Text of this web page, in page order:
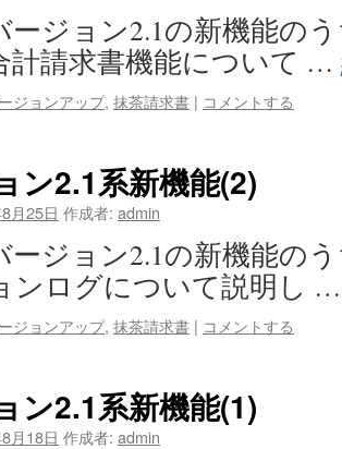
ージョン2.1の新機能の
計請求書機能について …
ジョンアップ, 抹茶請求書 | コメントする
ン2.1系新機能(2)
月25日 作成者: admin
ージョン2.1の新機能の
ンログについて説明し
ジョンアップ, 抹茶請求書 | コメントする
ン2.1系新機能(1)
月18日 作成者: admin